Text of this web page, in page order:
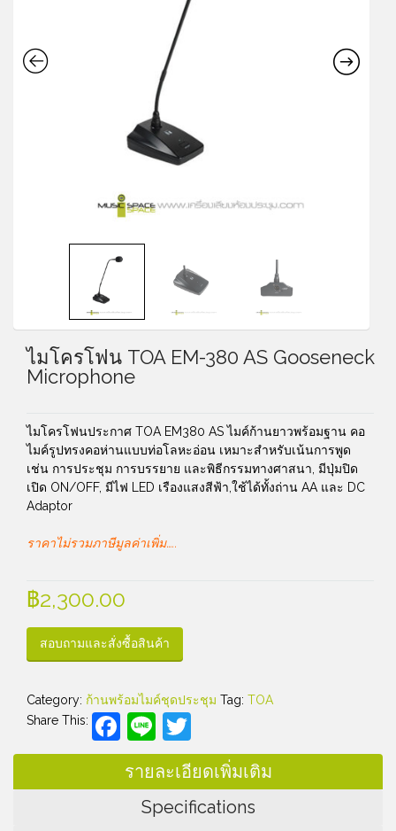
ไมโครโฟน TOA EM-380 AS Gooseneck
Microphone
ไมโครโฟนประกาศ TOA EM380 AS ไมค์ก้านยาวพร้อมฐาน คอ
ไมค์รูปทรงคอห่านแบบท่อโลหะอ่อน เหมาะสำหรับเน้นการพูด
เช่น การประชุม การบรรยาย และพิธีกรรมทางศาสนา, มีปุ่มปิด
เปิด ON/OFF, มีไฟ LED เรืองแสงสีฟ้า,ใช้ได้ทั้งถ่าน AA และ DC
Adaptor
ราคาไม่รวมภาษีมูลค่าเพิ่ม…..
฿2,300.00
สอบถามและสั่งซื้อสินค้า
Category: ก้านพร้อมไมค์ชุดประชุม Tag: TOA
Share This:
Facebook
Line
รายละเอียดเพิ่มเติม
Specifications